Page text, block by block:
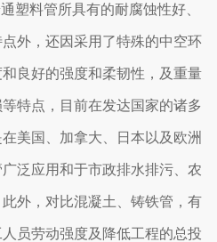
塑料管所具有的耐腐蚀性好、
外，还因采用了特殊的中空环
良好的强度和柔韧性，及重量
特点，目前在发达国家的诸多
美国、加拿大、日本以及欧洲
泛应用和于市政排水排污、农
外，对比混凝土、铸铁管，有
员劳动强度及降低工程的总投